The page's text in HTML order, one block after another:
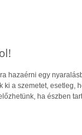
hazaérni egy
ki a szemetet, esetleg,
ha észben